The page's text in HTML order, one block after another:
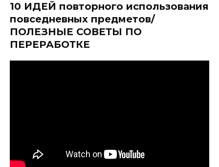
10 ИДЕЙ повторного использования
повседневных предметов/
ПОЛЕЗНЫЕ СОВЕТЫ ПО
ПЕРЕРАБОТКЕ